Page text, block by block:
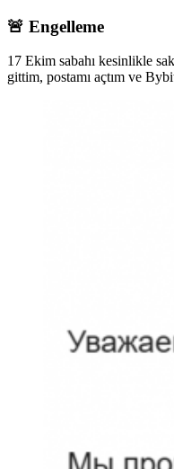
🚨 Engelleme
17 Ekim sabahı kesinlikle
gittim, postamı açtım ve